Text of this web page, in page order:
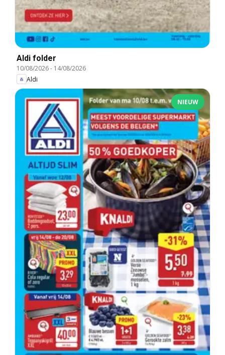
Aldi folder
10/08/2026- 14/08/2026
Aldi
NIEUW